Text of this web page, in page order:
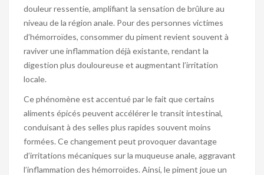
douleur ressentie, amplifiant la sensation de brûlure au
niveau de la région anale. Pour des personnes victimes
d’hémorroïdes, consommer du piment revient souvent à
raviver une inflammation déjà existante, rendant la
digestion plus douloureuse et augmentant l’irritation
locale.
Ce phénomène est accentué par le fait que certains
aliments épicés peuvent accélérer le transit intestinal,
conduisant à des selles plus rapides souvent moins
formées. Ce changement peut provoquer davantage
d’irritations mécaniques sur la muqueuse anale, aggravant
l’inflammation des hémorroïdes. Ainsi, le piment joue un